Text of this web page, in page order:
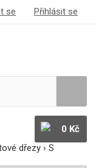
se Přihlásit se
0 Kč
dřezy › S